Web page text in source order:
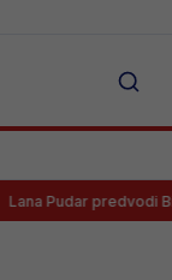
predvodi BiH na